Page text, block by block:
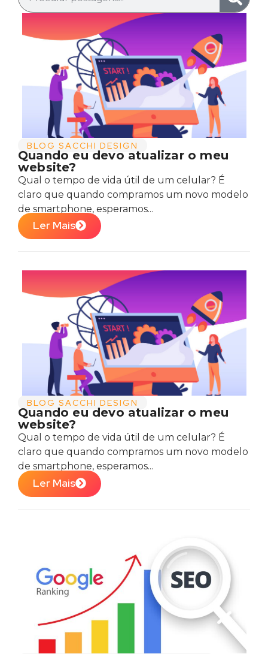
BLOG SACCHI DESIGN
Quando eu devo atualizar o meu
website?
Qual o tempo de vida útil de um celular? É
claro que quando compramos um novo modelo
de smartphone, esperamos...
Ler Mais
BLOG SACCHI DESIGN
Quando eu devo atualizar o meu
website?
Qual o tempo de vida útil de um celular? É
claro que quando compramos um novo modelo
de smartphone, esperamos...
Ler Mais